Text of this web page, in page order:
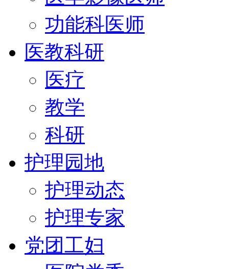
功能科医师
医教科研
医疗
教学
科研
护理园地
护理动态
护理专家
党团工妇